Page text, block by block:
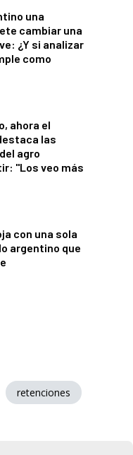
una
cambiar una
¿Y si analizar
como
ahora el
las
agro
"Los veo más
con una sola
argentino que
retenciones